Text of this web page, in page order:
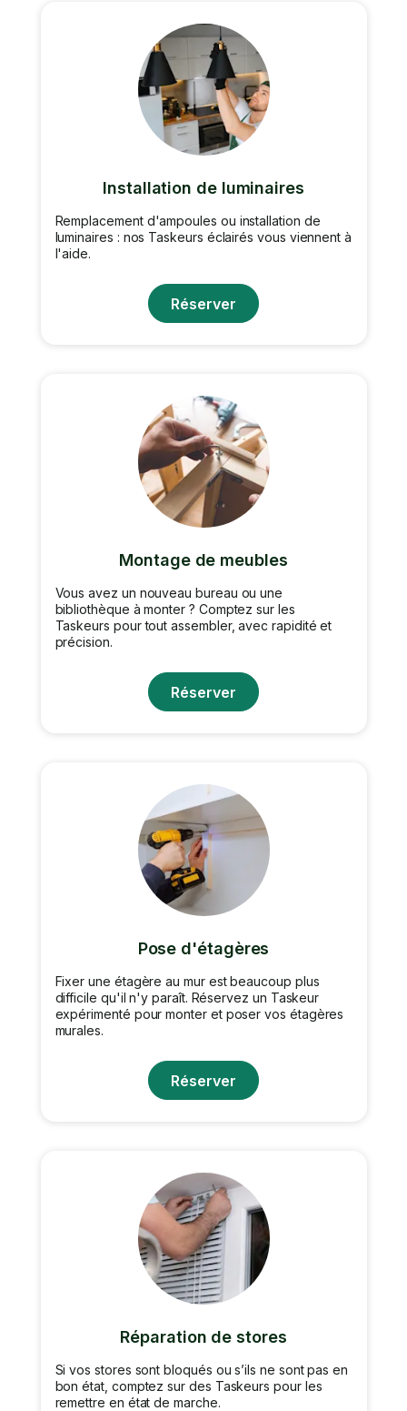
Installation de luminaires
Remplacement d'ampoules ou installation de
luminaires : nos Taskeurs éclairés vous viennent à
l'aide.
Réserver
Montage de meubles
Vous avez un nouveau bureau ou une
bibliothèque à monter ? Comptez sur les
Taskeurs pour tout assembler, avec rapidité et
précision.
Réserver
Pose d'étagères
Fixer une étagère au mur est beaucoup plus
difficile qu'il n'y paraît. Réservez un Taskeur
expérimenté pour monter et poser vos étagères
murales.
Réserver
Réparation de stores
Si vos stores sont bloqués ou s’ils ne sont pas en
bon état, comptez sur des Taskeurs pour les
remettre en état de marche.